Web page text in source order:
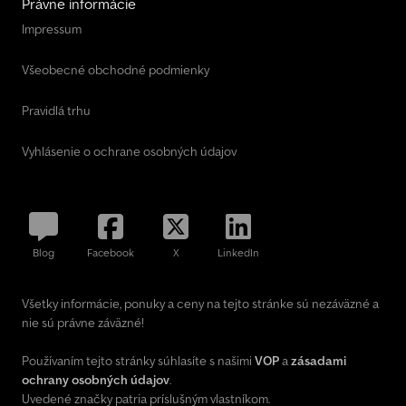
Právne informácie
Impressum
Všeobecné obchodné podmienky
Pravidlá trhu
Vyhlásenie o ochrane osobných údajov
Blog Facebook X LinkedIn
Všetky informácie, ponuky a ceny na tejto stránke sú nezáväzné a
nie sú právne záväzné!
Používaním tejto stránky súhlasíte s našimi VOPazásadami
ochrany osobných údajov.
Uvedené značky patria príslušným vlastníkom.